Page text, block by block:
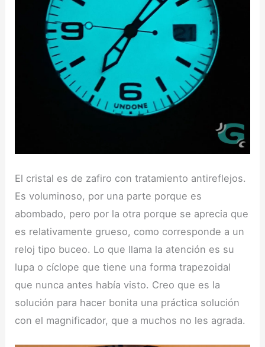
El cristal es de zafiro con tratamiento antireflejos.
Es voluminoso, por una parte porque es
abombado, pero por la otra porque se aprecia que
es relativamente grueso, como corresponde a un
reloj tipo buceo. Lo que llama la atención es su
lupa o cíclope que tiene una forma trapezoidal
que nunca antes había visto. Creo que es la
solución para hacer bonita una práctica solución
con el magnificador, que a muchos no les agrada.